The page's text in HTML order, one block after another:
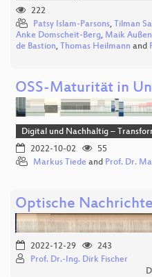
222
Patsy Islam-Parsons, Tilman
Anke Domscheit-Berg, Maik
de Bastion, Thomas Heilmann and
OSS-Maturität in
Digital und Nachhaltig –
2022-10-02
55
Markus Tiede and Prof. Dr.
Optische
2022-12-29
243
Prof. Dr.-Ing. Dirk Fischer